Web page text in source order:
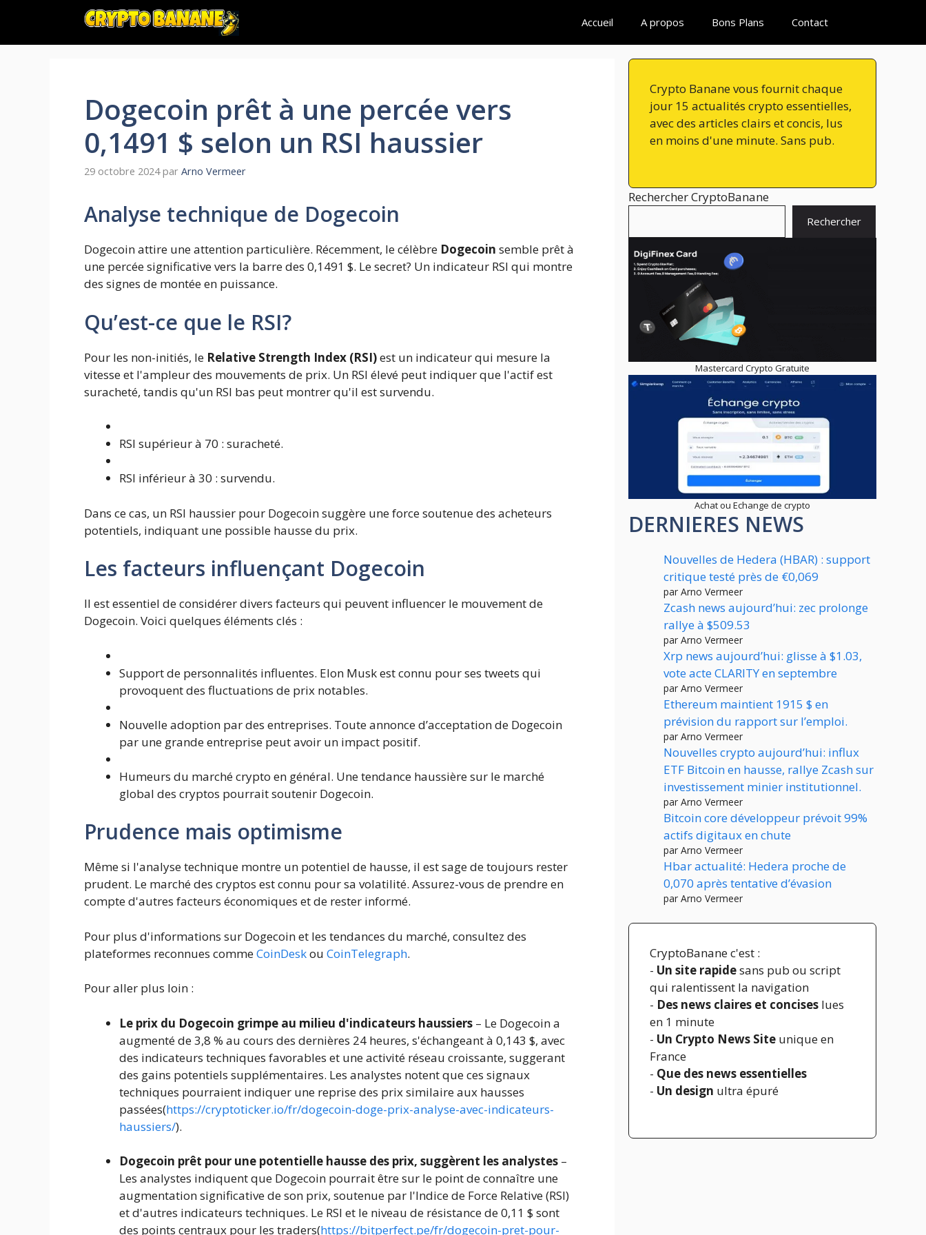
contenu
Accueil A propos Bons Plans Contact
Dogecoin prêt à une percée vers
0,1491 $ selon un RSI haussier
29 octobre 2024 par Arno Vermeer
Analyse technique de Dogecoin
Dogecoin attire une attention particulière. Récemment, le célèbre Dogecoin semble prêt à
une percée significative vers la barre des 0,1491 $. Le secret? Un indicateur RSI qui montre
des signes de montée en puissance.
Qu’est-ce que le RSI?
Pour les non-initiés, le Relative Strength Index (RSI)est un indicateur qui mesure la
vitesse et l'ampleur des mouvements de prix. Un RSI élevé peut indiquer que l'actif est
suracheté, tandis qu'un RSI bas peut montrer qu'il est survendu.
RSI supérieur à 70 : suracheté.
RSI inférieur à 30 : survendu.
Dans ce cas, un RSI haussier pour Dogecoin suggère une force soutenue des acheteurs
potentiels, indiquant une possible hausse du prix.
Les facteurs influençant Dogecoin
Il est essentiel de considérer divers facteurs qui peuvent influencer le mouvement de
Dogecoin. Voici quelques éléments clés :
Support de personnalités influentes. Elon Musk est connu pour ses tweets qui
provoquent des fluctuations de prix notables.
Nouvelle adoption par des entreprises. Toute annonce d’acceptation de Dogecoin
par une grande entreprise peut avoir un impact positif.
Humeurs du marché crypto en général. Une tendance haussière sur le marché
global des cryptos pourrait soutenir Dogecoin.
Prudence mais optimisme
Même si l'analyse technique montre un potentiel de hausse, il est sage de toujours rester
prudent. Le marché des cryptos est connu pour sa volatilité. Assurez-vous de prendre en
compte d'autres facteurs économiques et de rester informé.
Pour plus d'informations sur Dogecoin et les tendances du marché, consultez des
plateformes reconnues commeCoinDeskou CoinTelegraph.
Pour aller plus loin :
Le prix du Dogecoin grimpe au milieu d'indicateurs haussiers – Le Dogecoin a
augmenté de 3,8 % au cours des dernières 24 heures, s'échangeant à 0,143 $, avec
des indicateurs techniques favorables et une activité réseau croissante, suggerant
des gains potentiels supplémentaires. Les analystes notent que ces signaux
techniques pourraient indiquer une reprise des prix similaire aux hausses
passées(https://cryptoticker.io/fr/dogecoin-doge-prix-analyse-avec-indicateurs-
haussiers/).
Dogecoin prêt pour une potentielle hausse des prix, suggèrent les analystes –
Les analystes indiquent que Dogecoin pourrait être sur le point de connaître une
augmentation significative de son prix, soutenue par l'Indice de Force Relative (RSI)
et d'autres indicateurs techniques. Le RSI et le niveau de résistance de 0,11 $ sont
des points centraux pour les traders(https://bitperfect.pe/fr/dogecoin-pret-pour-
Crypto Banane vous fournit chaque
jour 15 actualités crypto essentielles,
avec des articles clairs et concis, lus
en moins d'une minute. Sans pub.
Rechercher CryptoBanane
Rechercher
Mastercard Crypto Gratuite
Achat ou Echange de crypto
DERNIERES NEWS
Nouvelles de Hedera (HBAR) : support
critique testé près de €0,069
par Arno Vermeer
Zcash news aujourd’hui: zec prolonge
rallye à $509.53
par Arno Vermeer
Xrp news aujourd’hui: glisse à $1.03,
vote acte CLARITY en septembre
par Arno Vermeer
Ethereum maintient 1915 $ en
prévision du rapport sur l’emploi.
par Arno Vermeer
Nouvelles crypto aujourd’hui: influx
ETF Bitcoin en hausse, rallye Zcash sur
investissement minier institutionnel.
par Arno Vermeer
Bitcoin core développeur prévoit 99%
actifs digitaux en chute
par Arno Vermeer
Hbar actualité: Hedera proche de
0,070 après tentative d’évasion
par Arno Vermeer
CryptoBanane c'est :
- Un site rapidesans pub ou script
qui ralentissent la navigation
- Des news claires et concises lues
en 1 minute
- Un Crypto News Site unique en
France
- Que des news essentielles
- Un design ultra épuré